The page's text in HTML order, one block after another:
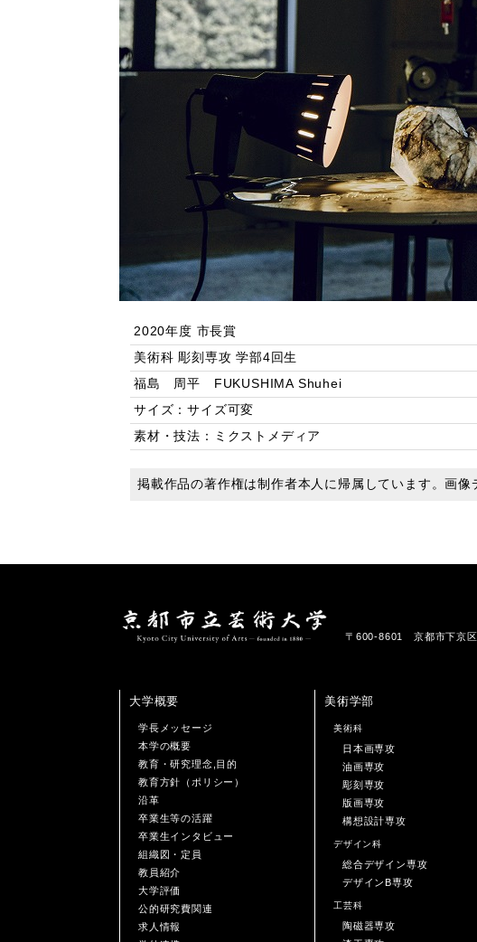
2020年度 市長賞
美術科 彫刻専攻 学部4回生
福島 周平 FUKUSHIMA Shuhei
サイズ：サイズ可変
素材・技法：ミクストメディア
掲載作品の著作権は制作者本人に帰属しています。画像
〒600-8601 京都市下京区
大学概要
学長メッセージ
本学の概要
教育・研究理念,目的
教育方針（ポリシー）
沿革
卒業生等の活躍
卒業生インタビュー
組織図・定員
教員紹介
大学評価
公的研究費関連
求人情報
美術学部
美術科
日本画専攻
油画専攻
彫刻専攻
版画専攻
構想設計専攻
デザイン科
総合デザイン専攻
デザインB専攻
工芸科
陶磁器専攻